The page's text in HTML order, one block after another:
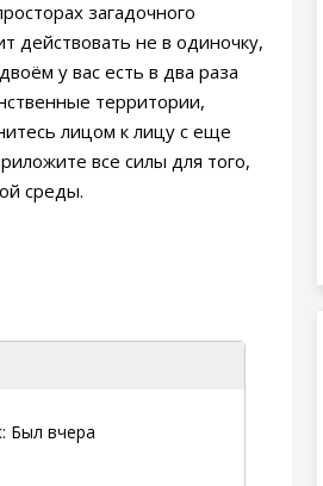
загадочного
действовать не в одиночку,
у вас есть в два раза
территории,
лицом к лицу с еще
все силы для того,
среды.
Был вчера